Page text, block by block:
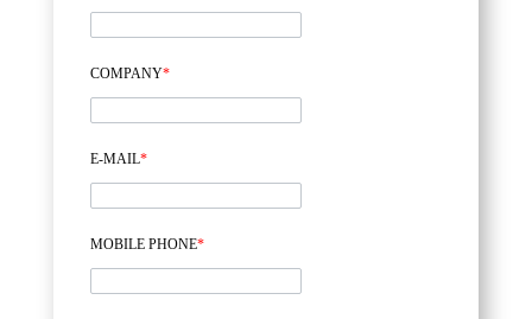
COMPANY*
E-MAIL*
MOBILE PHONE*